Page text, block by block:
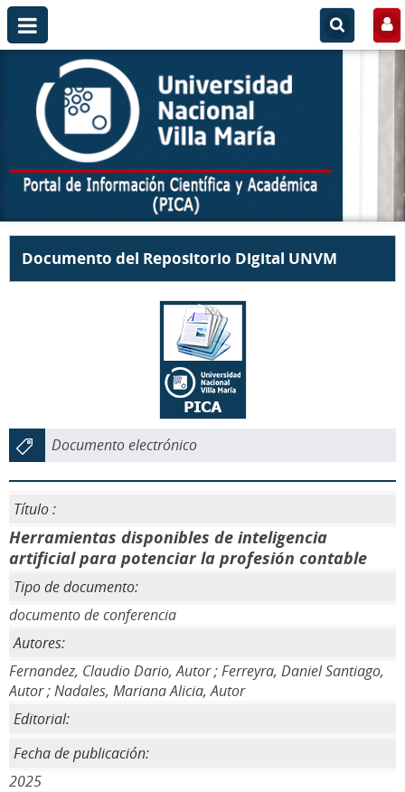
Documento del Repositorio Digital UNVM
Documento electrónico
Título :
Herramientas disponibles de inteligencia
artificial para potenciar la profesión contable
Tipo de documento:
documento de conferencia
Autores:
Fernandez, Claudio Dario, Autor ; Ferreyra, Daniel Santiago,
Autor ; Nadales, Mariana Alicia, Autor
Editorial:
Fecha de publicación:
2025